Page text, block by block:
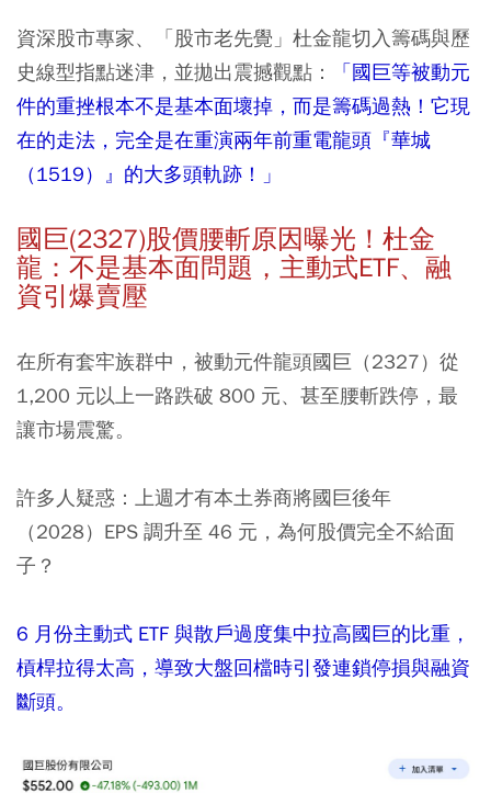
資深股市專家、「股市老先覺」杜金龍切入籌碼與歷
史線型指點迷津，並拋出震撼觀點：
「國巨等被動元
件的重挫根本不是基本面壞掉，而是籌碼過熱！它現
在的走法，完全是在重演兩年前重電龍頭『華城
（1519）』的大多頭軌跡！」
國巨(2327)股價腰斬原因曝光！杜金
龍：不是基本面問題，主動式ETF、融
資引爆賣壓
在所有套牢族群中，被動元件龍頭國巨（2327）從
1,200 元以上一路跌破 800 元、甚至腰斬跌停，最
讓市場震驚。
許多人疑惑：上週才有本土券商將國巨後年
（2028）EPS 調升至 46 元，為何股價完全不給面
子？
6 月份主動式 ETF 與散戶過度集中拉高國巨的比重，
槓桿拉得太高，導致大盤回檔時引發連鎖停損與融資
斷頭。